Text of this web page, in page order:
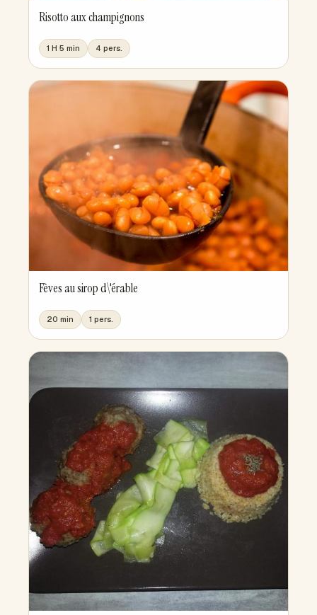
Risotto aux champignons
1 H 5 min 4 pers.
Fèves au sirop d\'érable
20 min 1 pers.